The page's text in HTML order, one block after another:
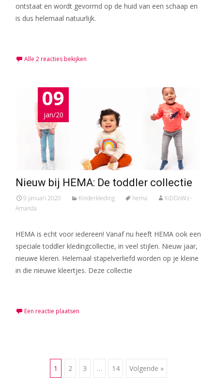
ontstaat en wordt gevormd op de huid van een schaap en
is dus helemaal natuurlijk.
Alle 2 reacties bekijken
09
jan/20
Nieuw bij HEMA: De toddler collectie
9 januari 2020 Kinderkleding hema
KiDDoWz -
Amanda
HEMA is echt voor iedereen! Vanaf nu heeft HEMA ook een
speciale toddler kledingcollectie, in veel stijlen. Nieuw jaar,
nieuwe kleren. Helemaal stapelverliefd worden op je kleine
in die nieuwe kleertjes. Deze collectie
Een reactie plaatsen
Berichten
1 2 3 … 14 Volgende »